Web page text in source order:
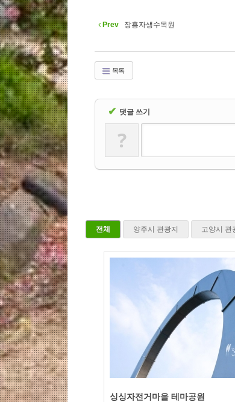
Prev 장흥자생수목원
목록
✔ 댓글 쓰기
?
전체 양주시 관광지 고양시 관
싱싱자전거마을 테마공원